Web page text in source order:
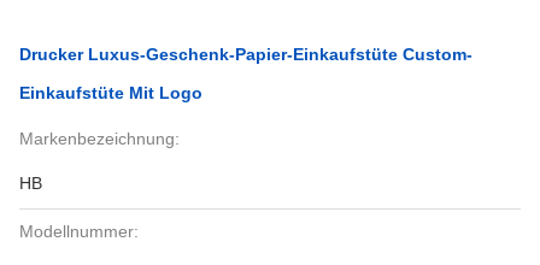
Drucker Luxus-Geschenk-Papier-Einkaufstüte Custom-
Einkaufstüte Mit Logo
Markenbezeichnung:
HB
Modellnummer: